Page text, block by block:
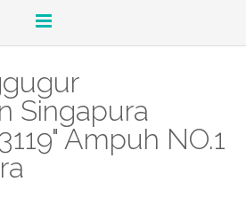
Singapura
Ampuh NO.1